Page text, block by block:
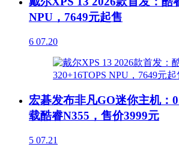
NPU，7649元起售
6 07.20
宏碁发布非凡GO迷你主机：
载酷睿N355，售价3999元
5 07.21